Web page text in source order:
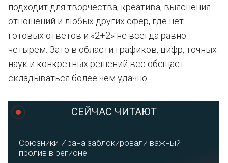
подходит для творчества, креатива, выяснения
отношений и любых других сфер, где нет
готовых ответов и «2+2» не всегда равно
четырем. Зато в области графиков, цифр, точных
наук и конкретных решений все обещает
складываться более чем удачно.
СЕЙЧАС ЧИТАЮТ
Союзники Ирана заблокировали важный
пролив в регионе